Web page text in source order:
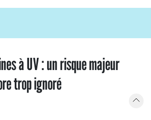
à UV : un risque majeur
trop ignoré